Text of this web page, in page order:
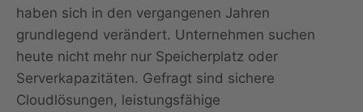
haben sich in den vergangenen Jahren
grundlegend verändert. Unternehmen suchen
heute nicht mehr nur Speicherplatz oder
Serverkapazitäten. Gefragt sind sichere
Cloudlösungen, leistungsfähige